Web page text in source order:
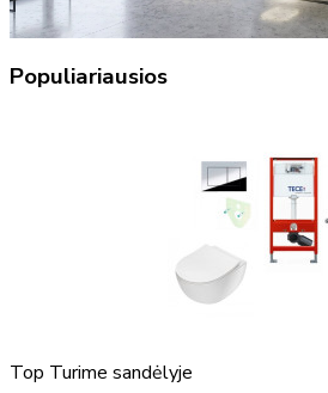
Populiariausios
Top Turime sandėlyje